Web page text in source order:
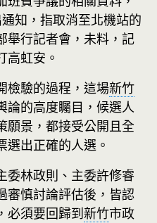
知，指取消至北機站的
舉行記者會，未料，記
高虹安。
檢驗的過程，這場新竹
論的高度矚目，候選人
願景，都接受公開且全
選出正確的人選。
委林政則、主委許修睿
審慎討論評估後，皆認
必須要回歸到新竹市政